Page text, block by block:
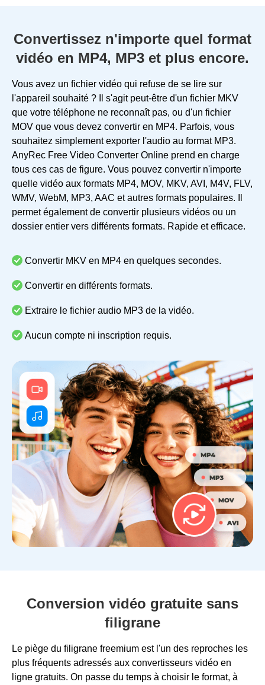
Convertissez n'importe quel format
vidéo en MP4, MP3 et plus encore.
Vous avez un fichier vidéo qui refuse de se lire sur
l'appareil souhaité ? Il s'agit peut-être d'un fichier MKV
que votre téléphone ne reconnaît pas, ou d'un fichier
MOV que vous devez convertir en MP4. Parfois, vous
souhaitez simplement exporter l'audio au format MP3.
AnyRec Free Video Converter Online prend en charge
tous ces cas de figure. Vous pouvez convertir n'importe
quelle vidéo aux formats MP4, MOV, MKV, AVI, M4V, FLV,
WMV, WebM, MP3, AAC et autres formats populaires. Il
permet également de convertir plusieurs vidéos ou un
dossier entier vers différents formats. Rapide et efficace.
Convertir MKV en MP4 en quelques secondes.
Convertir en différents formats.
Extraire le fichier audio MP3 de la vidéo.
Aucun compte ni inscription requis.
Conversion vidéo gratuite sans
filigrane
Le piège du filigrane freemium est l'un des reproches les
plus fréquents adressés aux convertisseurs vidéo en
ligne gratuits. On passe du temps à choisir le format, à